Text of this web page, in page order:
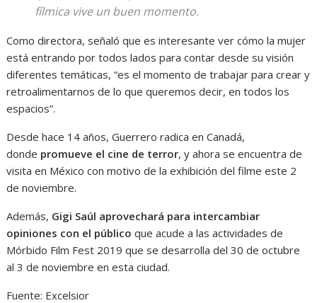
fílmica vive un buen momento.
Como directora, señaló que es interesante ver cómo la mujer
está entrando por todos lados para contar desde su visión
diferentes temáticas, “es el momento de trabajar para crear y
retroalimentarnos de lo que queremos decir, en todos los
espacios”.
Desde hace 14 años, Guerrero radica en Canadá,
donde promueve el cine de terror, y ahora se encuentra de
visita en México con motivo de la exhibición del filme este 2
de noviembre.
Además, Gigi Saúl aprovechará para intercambiar
opiniones con el público que acude a las actividades de
Mórbido Film Fest 2019 que se desarrolla del 30 de octubre
al 3 de noviembre en esta ciudad.
Fuente: Excelsior